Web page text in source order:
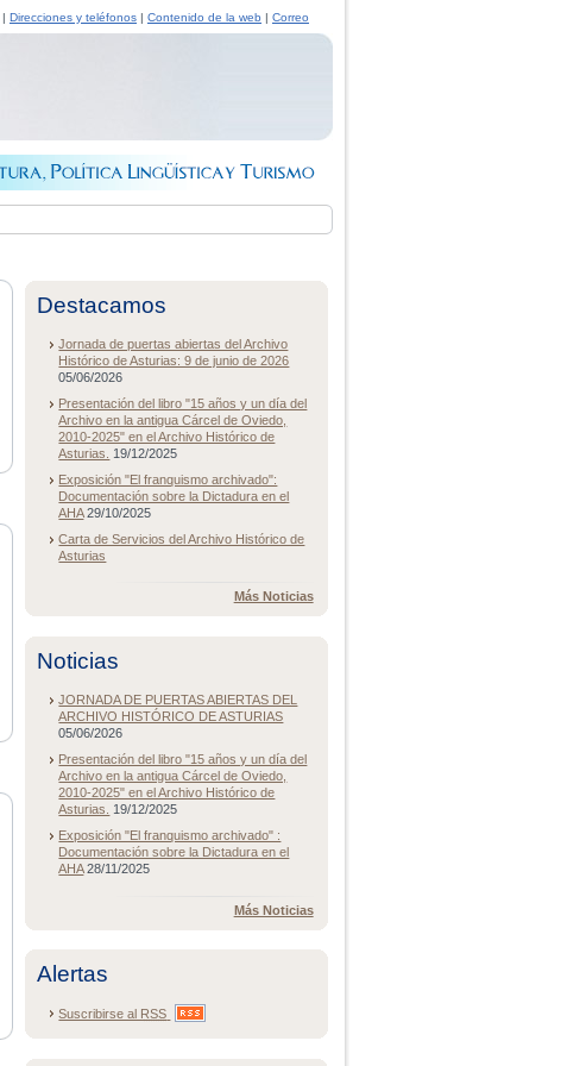
| Direcciones y teléfonos | Contenido de la web | Correo
Destacamos
Jornada de puertas abiertas del Archivo
Histórico de Asturias: 9 de junio de 2026
05/06/2026
Presentación del libro "15 años y un día del
Archivo en la antigua Cárcel de Oviedo,
2010-2025" en el Archivo Histórico de
Asturias.
19/12/2025
Exposición "El franquismo archivado":
Documentación sobre la Dictadura en el
AHA29/10/2025
Carta de Servicios del Archivo Histórico de
Asturias
Más Noticias
Noticias
JORNADA DE PUERTAS ABIERTAS DEL
ARCHIVO HISTÓRICO DE ASTURIAS
05/06/2026
Presentación del libro "15 años y un día del
Archivo en la antigua Cárcel de Oviedo,
2010-2025" en el Archivo Histórico de
Asturias.
19/12/2025
Exposición "El franquismo archivado" :
Documentación sobre la Dictadura en el
AHA28/11/2025
Más Noticias
Alertas
Suscribirse al RSS